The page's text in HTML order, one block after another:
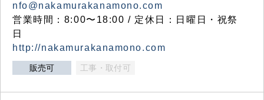
nfo@nakamurakanamono.com
営業時間：8:00〜18:00 / 定休日：日曜日・祝祭
日
http://nakamurakanamono.com
販売可 工事・取付可